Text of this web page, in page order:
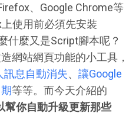
、Google Chrome等
使用前必須先安裝
什麼又是Script腳本呢？
網站網頁功能的小工具，
訊息自動消失、 讓Google
等等。而今天介紹的
幫你自動升級更新那些